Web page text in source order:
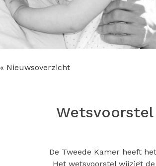
« Nieuwsoverzicht
De Tweede Kamer heeft
Het wetsvoorstel wijzigt